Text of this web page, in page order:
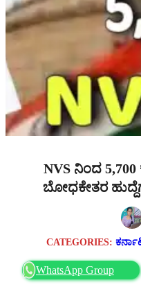
NVS ನಿಂದ
ಬೋಧಕೇತರ
CATEGORIES:
WhatsApp Group